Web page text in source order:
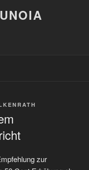
zur